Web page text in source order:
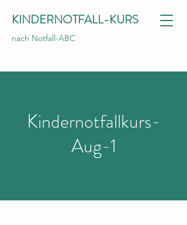
KINDERNOTFALL-KURS
nach Notfall-ABC
Kindernotfallkurs-
Aug-1